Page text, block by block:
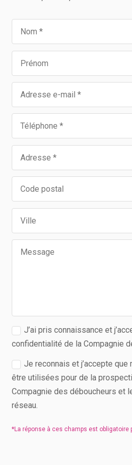
J’ai pris connaissance et
confidentialité de la Compagnie
Je reconnais et j’accepte
être utilisées pour de la
Compagnie des déboucheurs et
réseau.